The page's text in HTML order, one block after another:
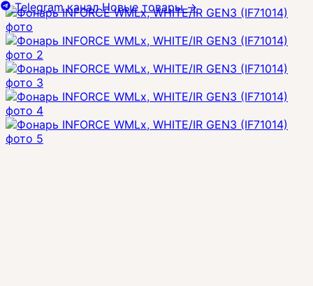
Telegram канал Новые товары→